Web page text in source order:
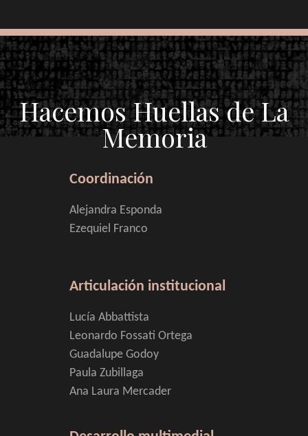
Hacemos Huellas de La
Memoria
Coordinación
Alejandra Esponda
Ezequiel Franco
Articulación institucional
Lucía Abbattista
Leonardo Fossati Ortega
Guadalupe Godoy
Paula Zubillaga
Ana Laura Mercader